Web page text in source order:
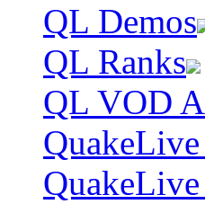
QL Demos
QL Ranks
QL VOD